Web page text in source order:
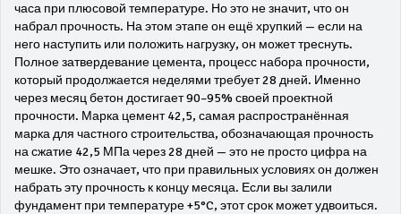
часа при плюсовой температуре. Но это не значит, что он
набрал прочность. На этом этапе он ещё хрупкий — если на
него наступить или положить нагрузку, он может треснуть.
Полноезатвердевание цемента, процесс набора прочности,
который продолжается неделями требует 28 дней. Именно
через месяц бетон достигает 90–95% своей проектной
прочности. Марка цемент 42,5, самая распространённая
марка для частного строительства, обозначающая прочность
на сжатие 42,5 МПа через 28 дней — это не просто цифра на
мешке. Это означает, что при правильных условиях он должен
набрать эту прочность к концу месяца. Если вы залили
фундамент при температуре +5°C, этот срок может удвоиться.